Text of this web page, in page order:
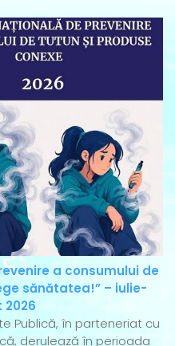
a consumului de
sănătatea!” – iulie-
2026
Publică, în parteneriat cu
derulează în perioada